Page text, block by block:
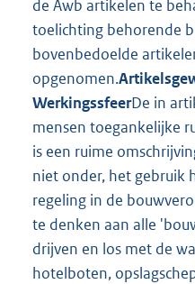
de Awb artikelen te
toelichting behorende
bovenbedoelde
opgenomen.
WerkingssfeerDe in
mensen toegankelijke
is een ruime
niet onder, het gebruik
regeling in de
te denken aan alle
drijven en los met de
hotelboten,